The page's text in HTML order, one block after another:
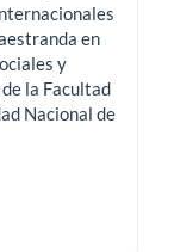
en
y
la Facultad
Nacional de